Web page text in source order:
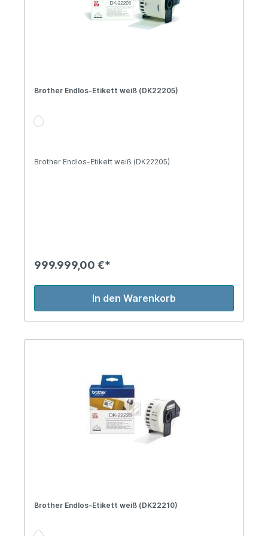
Brother Endlos-Etikett weiß (DK22205)
Brother Endlos-Etikett weiß (DK22205)
999.999,00 €*
In den Warenkorb
Brother Endlos-Etikett weiß (DK22210)